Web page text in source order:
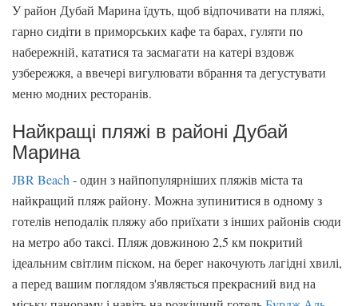
У район Дубай Марина їдуть, щоб відпочивати на пляжі,
гарно сидіти в приморських кафе та барах, гуляти по
набережній, кататися та засмагати на катері вздовж
узбережжя, а ввечері вигулювати вбрання та дегустувати
меню модних ресторанів.
Найкращі пляжі в районі Дубай
Марина
JBR Beach - один з найпопулярніших пляжів міста та
найкращий пляж району. Можна зупинитися в одному з
готелів неподалік пляжу або приїхати з інших районів сюди
на метро або таксі. Пляж довжиною 2,5 км покритий
ідеальним світлим піском, на берег накочують лагідні хвилі,
а перед вашим поглядом з'являється прекрасний вид на